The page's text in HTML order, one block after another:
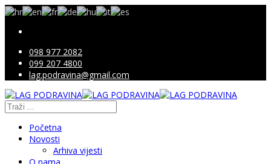
098 977 2082
099 207 4800
lag.podravina@gmail.com
Početna
Novosti
Arhiva vijesti